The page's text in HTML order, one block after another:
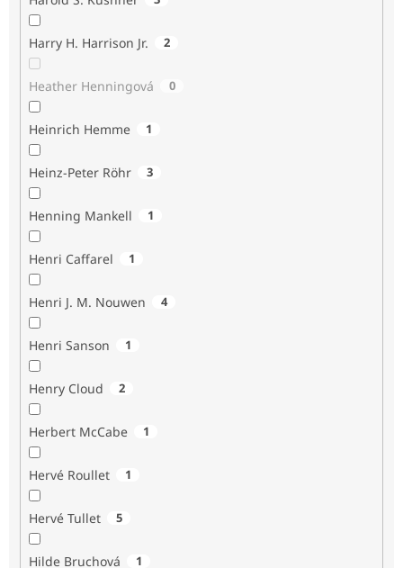
Harry H. Harrison Jr. 2
Heather Henningová 0
Heinrich Hemme 1
Heinz-Peter Röhr 3
Henning Mankell 1
Henri Caffarel 1
Henri J. M. Nouwen 4
Henri Sanson 1
Henry Cloud 2
Herbert McCabe 1
Hervé Roullet 1
Hervé Tullet 5
Hilde Bruchová 1